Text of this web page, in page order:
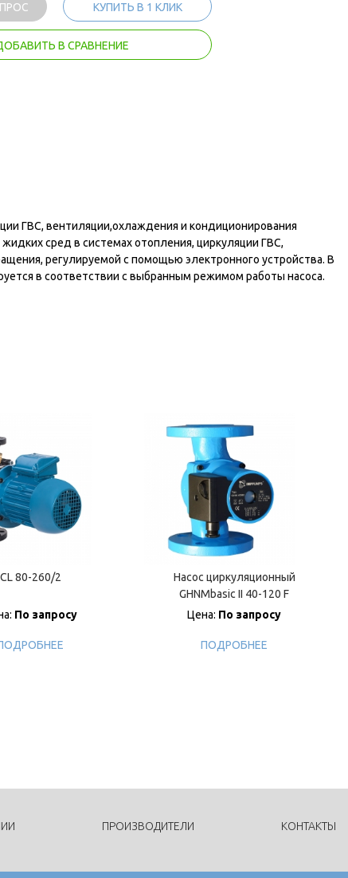
КУПИТЬ В 1 КЛИК
В СРАВНЕНИЕ
ГВС, вентиляции,охлаждения и кондиционирования
сред в системах отопления, циркуляции ГВС,
регулируемой с помощью электронного устройства. В
в соответствии с выбранным режимом работы насоса.
CL 80-260/2
По запросу
Насос циркуляционный
GHNMbasic II 40-120 F
Цена: По запросу
ПОДРОБНЕЕ
ПРОИЗВОДИТЕЛИ КОНТАКТЫ